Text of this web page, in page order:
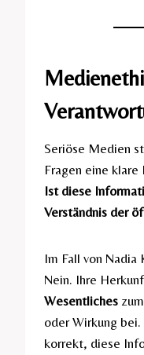
Seriöse Medien
Fragen eine
Ist diese
Verständnis der
Im Fall von
Nein. Ihre
Wesentliches
oder Wirkung
korrekt, diese